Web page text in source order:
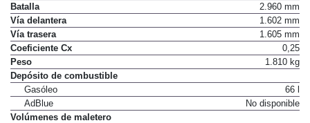
Batalla
2.960 mm
Vía delantera
1.602 mm
Vía trasera
1.605 mm
Coeficiente Cx
0,25
Peso
1.810 kg
Depósito de combustible
Gasóleo
66 l
AdBlue
No disponible
Volúmenes de maletero